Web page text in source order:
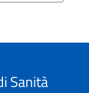
Sanità